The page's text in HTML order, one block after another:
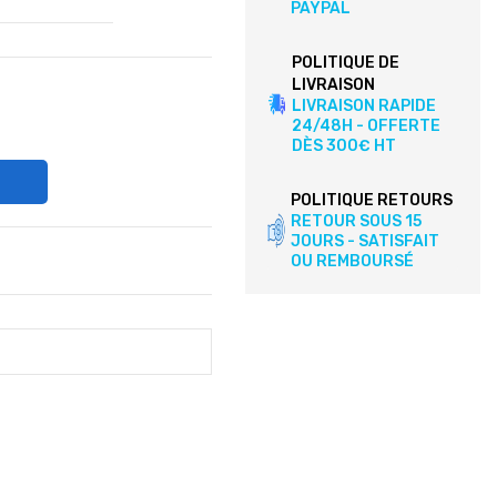
PAYPAL
POLITIQUE DE
LIVRAISON
LIVRAISON RAPIDE
24/48H - OFFERTE
DÈS 300€ HT
POLITIQUE RETOURS
RETOUR SOUS 15
JOURS - SATISFAIT
OU REMBOURSÉ